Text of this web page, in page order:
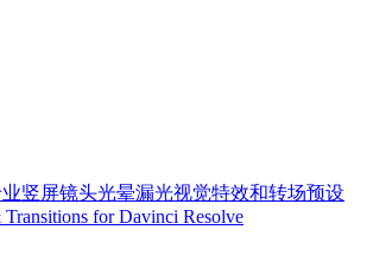
业竖屏镜头光晕漏光视觉特效和转场预设
for Davinci Resolve